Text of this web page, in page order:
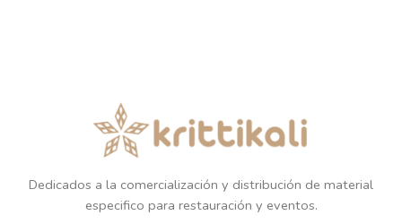
Dedicados a la comercialización y distribución de material
especifico para restauración y eventos.